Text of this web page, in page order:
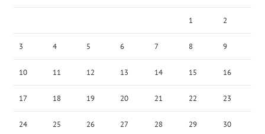
1 2
3 4 5 6 7 8 9
10 11 12 13 14 15 16
17 18 19 20 21 22 23
24 25 26 27 28 29 30